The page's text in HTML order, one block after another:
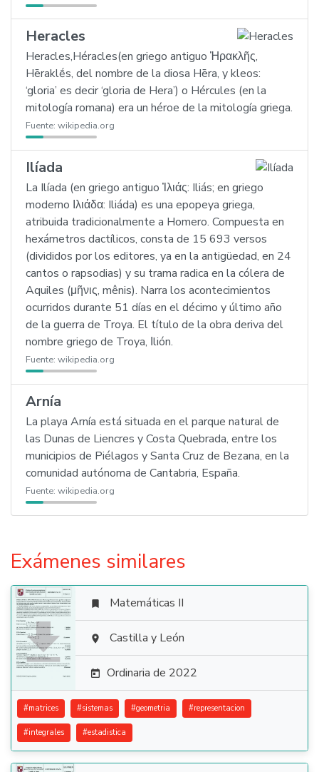
Heracles
Heracles,Héracles(en griego antiguo Ἡρακλῆς,
Hēraklḗs, del nombre de la diosa Hēra, y kleos:
‘gloria’ es decir ‘gloria de Hera’) o Hércules (en la
mitología romana) era un héroe de la mitología griega.
Fuente: wikipedia.org
Ilíada
La Ilíada (en griego antiguo Ἰλιάς: Iliás; en griego
moderno Ιλιάδα: Iliáda) es una epopeya griega,
atribuida tradicionalmente a Homero. Compuesta en
hexámetros dactílicos, consta de 15 693 versos
(divididos por los editores, ya en la antigüedad, en 24
cantos o rapsodias) y su trama radica en la cólera de
Aquiles (μῆνις, mênis). Narra los acontecimientos
ocurridos durante 51 días en el décimo y último año
de la guerra de Troya. El título de la obra deriva del
nombre griego de Troya, Ιlión.
Fuente: wikipedia.org
Arnía
La playa Arnía está situada en el parque natural de
las Dunas de Liencres y Costa Quebrada, entre los
municipios de Piélagos y Santa Cruz de Bezana, en la
comunidad autónoma de Cantabria, España.
Fuente: wikipedia.org
Exámenes similares

 Matemáticas II
 Castilla y León
 Ordinaria de 2022
#matrices #sistemas #geometria #representacion
#integrales #estadistica